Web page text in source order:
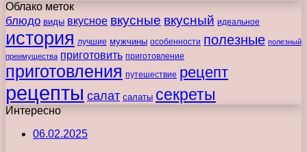
Облако меток
блюдо виды вкусное вкусные вкусный идеальное
история лучшие мужчины особенности полезные полезный
преимущества приготовить приготовление
приготовления путешествие рецепт
рецепты салат салаты секреты
Интересно
06.02.2025